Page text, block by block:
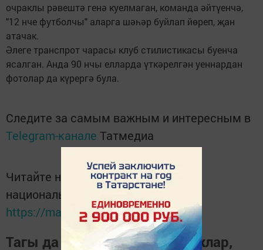
очраклы рәвештә генә куелмаган, команда әйтүенчә,
"12 нче футболчы" аларга шәһәр буйлап йөреп, җан
атачак.
Әлеге транспрот чарасы клуб стилистикасы буенча
ясалган. Анда 90 нчы елларда үткәрелгән уеннардан
фотолар да күрергә була.
Следите за самым важным и интересным в
Telegram-канале Татмедиа
Читайте новости Татарстана в
национальном мессенджере MАХ:
https://max.ru/tatmedia
Тагы да кызыклырак яңалыклар,